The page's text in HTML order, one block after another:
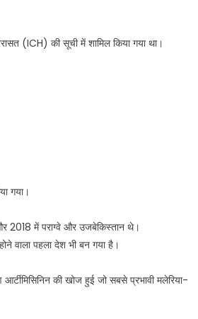
(ICH) की सूची में शामिल किया गया था।
गया।
2018 में पराग्वे और उजबेकिस्तान थे।
वाला पहला देश भी बन गया है।
की खोज हुई जो सबसे प्रभावी मलेरिया-